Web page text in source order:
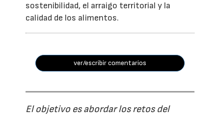
sostenibilidad, el arraigo territorial y la
calidad de los alimentos.
ver/escribir comentarios
El objetivo es abordar los retos del